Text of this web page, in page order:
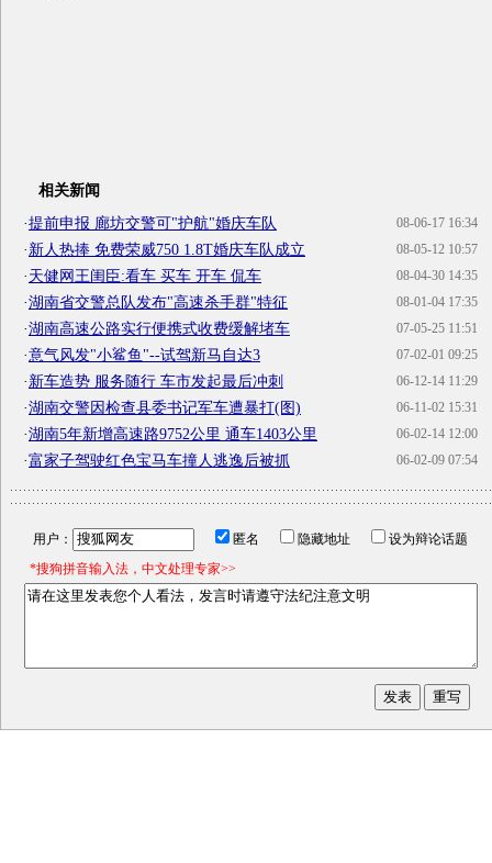
相关新闻
08-06-17 16:34
·提前申报 廊坊交警可"护航"婚庆车队
08-05-12 10:57
·新人热捧 免费荣威750 1.8T婚庆车队成立
08-04-30 14:35
·天健网王闺臣:看车 买车 开车 侃车
08-01-04 17:35
·湖南省交警总队发布"高速杀手群"特征
07-05-25 11:51
·湖南高速公路实行便携式收费缓解堵车
07-02-01 09:25
·意气风发"小鲨鱼"--试驾新马自达3
06-12-14 11:29
·新车造势 服务随行 车市发起最后冲刺
06-11-02 15:31
·湖南交警因检查县委书记军车遭暴打(图)
06-02-14 12:00
·湖南5年新增高速路9752公里 通车1403公里
06-02-09 07:54
·富家子驾驶红色宝马车撞人逃逸后被抓
用户： 匿名 隐藏地址
设为辩论话题
*搜狗拼音输入法，中文处理专家>>